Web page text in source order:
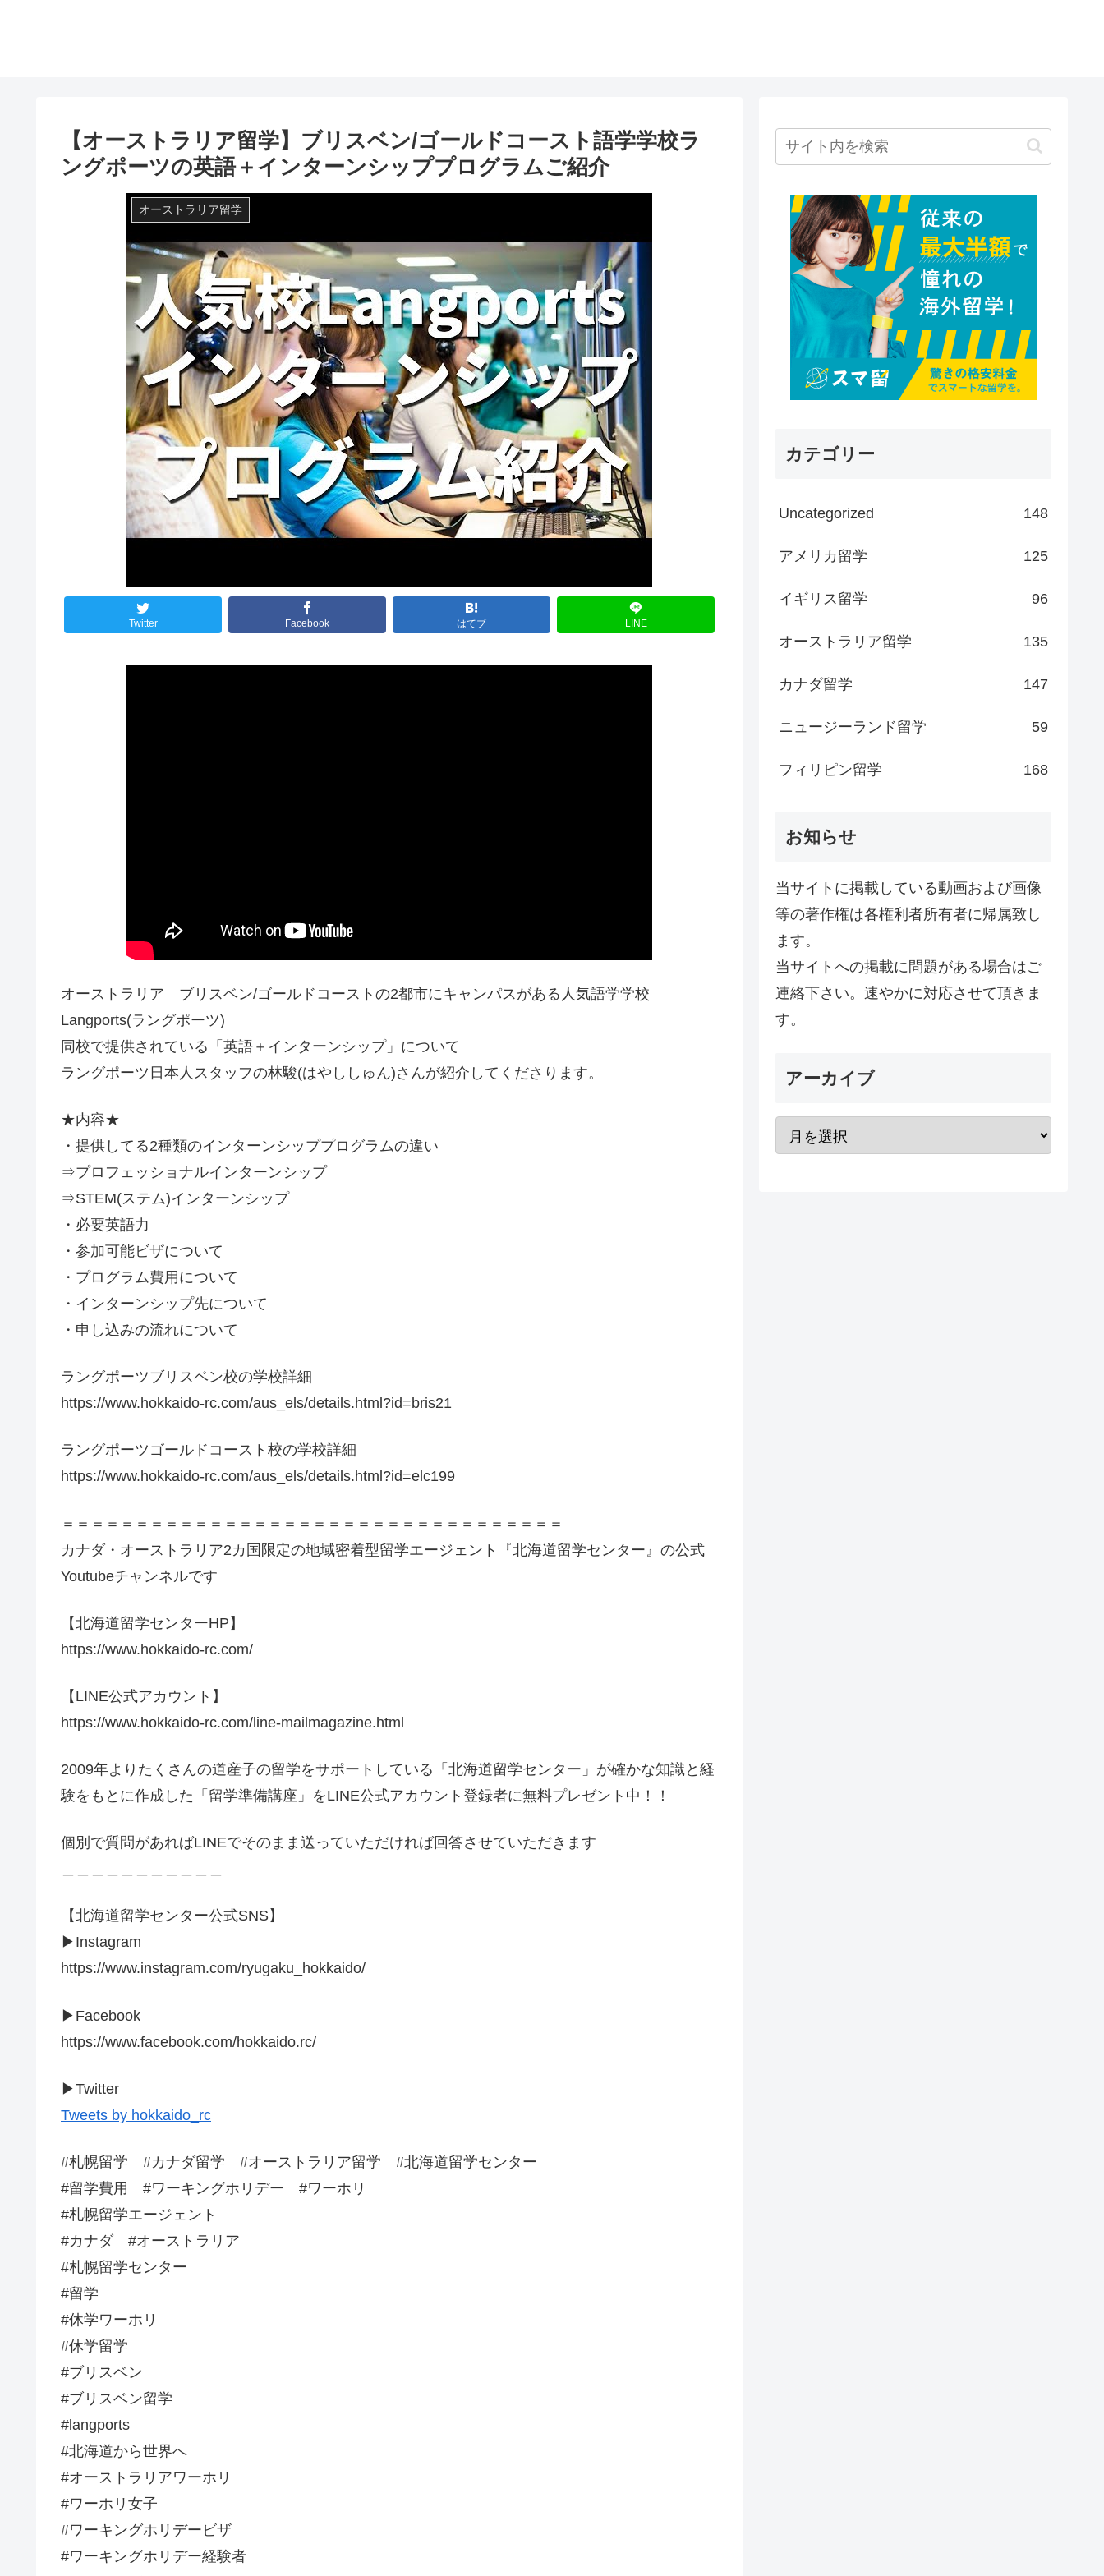
【オーストラリア留学】ブリスベン/ゴールドコースト語学学校ラ
ングポーツの英語＋インターンシッププログラムご紹介
オーストラリア留学
Twitter Facebook はてブ LINE
オーストラリア ブリスベン/ゴールドコーストの2都市にキャンパスがある人気語学学校
Langports(ラングポーツ)
同校で提供されている「英語＋インターンシップ」について
ラングポーツ日本人スタッフの林駿(はやししゅん)さんが紹介してくださります。
★内容★
・提供してる2種類のインターンシッププログラムの違い
⇒プロフェッショナルインターンシップ
⇒STEM(ステム)インターンシップ
・必要英語力
・参加可能ビザについて
・プログラム費用について
・インターンシップ先について
・申し込みの流れについて
ラングポーツブリスベン校の学校詳細
https://www.hokkaido-rc.com/aus_els/details.html?id=bris21
ラングポーツゴールドコースト校の学校詳細
https://www.hokkaido-rc.com/aus_els/details.html?id=elc199
＝＝＝＝＝＝＝＝＝＝＝＝＝＝＝＝＝＝＝＝＝＝＝＝＝＝＝＝＝＝＝＝＝＝
カナダ・オーストラリア2カ国限定の地域密着型留学エージェント『北海道留学センター』の公式
Youtubeチャンネルです
【北海道留学センターHP】
https://www.hokkaido-rc.com/
【LINE公式アカウント】
https://www.hokkaido-rc.com/line-mailmagazine.html
2009年よりたくさんの道産子の留学をサポートしている「北海道留学センター」が確かな知識と経
験をもとに作成した「留学準備講座」をLINE公式アカウント登録者に無料プレゼント中！！
個別で質問があればLINEでそのまま送っていただければ回答させていただきます
【北海道留学センター公式SNS】
▶︎Instagram
https://www.instagram.com/ryugaku_hokkaido/
▶︎Facebook
https://www.facebook.com/hokkaido.rc/
▶︎Twitter
Tweets by hokkaido_rc
#札幌留学 #カナダ留学 #オーストラリア留学 #北海道留学センター
#留学費用 #ワーキングホリデー #ワーホリ
#札幌留学エージェント
#カナダ #オーストラリア
#札幌留学センター
#留学
#休学ワーホリ
#休学留学
#ブリスベン
#ブリスベン留学
#langports
#北海道から世界へ
#オーストラリアワーホリ
#ワーホリ女子
#ワーキングホリデービザ
#ワーキングホリデー経験者
カテゴリー
Uncategorized 148
アメリカ留学 125
イギリス留学 96
オーストラリア留学 135
カナダ留学 147
ニュージーランド留学 59
フィリピン留学 168
お知らせ
当サイトに掲載している動画および画像
等の著作権は各権利者所有者に帰属致し
ます。
当サイトへの掲載に問題がある場合はご
連絡下さい。速やかに対応させて頂きま
す。
アーカイブ